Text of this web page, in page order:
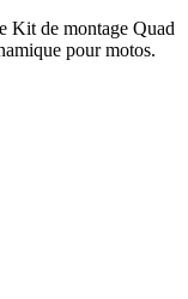
Kit de montage Quad
pour motos.